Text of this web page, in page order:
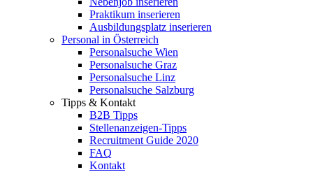
Praktikum inserieren
Ausbildungsplatz inserieren
Personal in Österreich
Personalsuche Wien
Personalsuche Graz
Personalsuche Linz
Personalsuche Salzburg
Tipps & Kontakt
B2B Tipps
Stellenanzeigen-Tipps
Recruitment Guide 2020
FAQ
Kontakt